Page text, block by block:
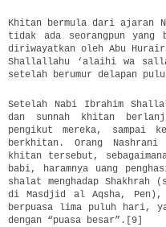
Khitan bermula dari ajaran
tidak ada seorangpun
diriwayatkan oleh Abu
Shallallahu ‘alaihi wa
setelah berumur delapan
Setelah Nabi Ibrahim
dan sunnah khitan
pengikut mereka, sampai
berkhitan. Orang
khitan tersebut,
babi, haramnya uang
shalat menghadap
di Masdjid al Aqsha, Pen),
berpuasa lima puluh hari,
dengan “puasa besar”.[9]